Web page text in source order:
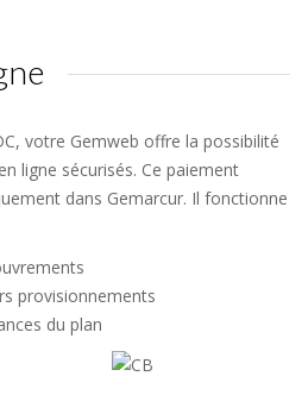
votre Gemweb offre la possibilité
ligne sécurisés. Ce paiement
dans Gemarcur. Il fonctionne
provisionnements
du plan